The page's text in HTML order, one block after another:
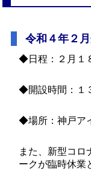
令和４年２
◆日程：２月１
◆開設時間：１
◆場所：神戸ア
また、新型コロ
ークが臨時休業